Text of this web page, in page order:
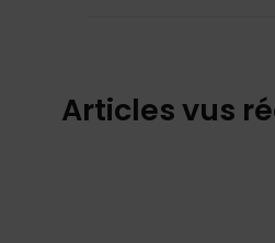
Articles vus